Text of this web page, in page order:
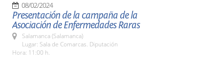
08/02/2024
Presentación de la campaña de la
Asociación de Enfermedades Raras
Salamanca (Salamanca)
Lugar: Sala de Comarcas. Diputación
Hora: 11:00 h.